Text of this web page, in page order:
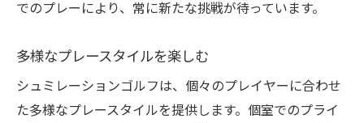
でのプレーにより、常に新たな挑戦が待っています。
多様なプレースタイルを楽しむ
シュミレーションゴルフは、個々のプレイヤーに合わせ
た多様なプレースタイルを提供します。個室でのプライ